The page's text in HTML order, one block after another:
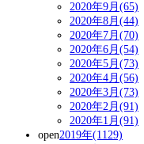
2020年9月(65)
2020年8月(44)
2020年7月(70)
2020年6月(54)
2020年5月(73)
2020年4月(56)
2020年3月(73)
2020年2月(91)
2020年1月(91)
open2019年(1129)